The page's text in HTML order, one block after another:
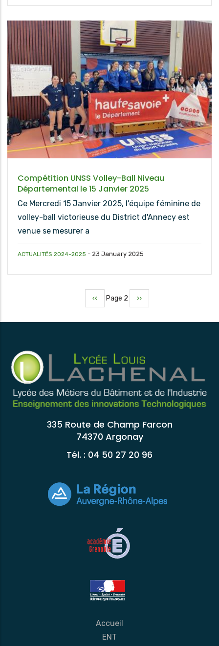
Compétition UNSS Volley-Ball Niveau
Départemental le 15 Janvier 2025
Ce Mercredi 15 Janvier 2025, l'équipe féminine de
volley-ball victorieuse du District d'Annecy est
venue se mesurer a
ACTUALITÉS 2024-2025 - 23 January 2025
Page
‹‹ Page 2
Page
››
335 Route de Champ Farcon
74370 Argonay
Tél. : 04 50 27 20 96
Accueil
ENT